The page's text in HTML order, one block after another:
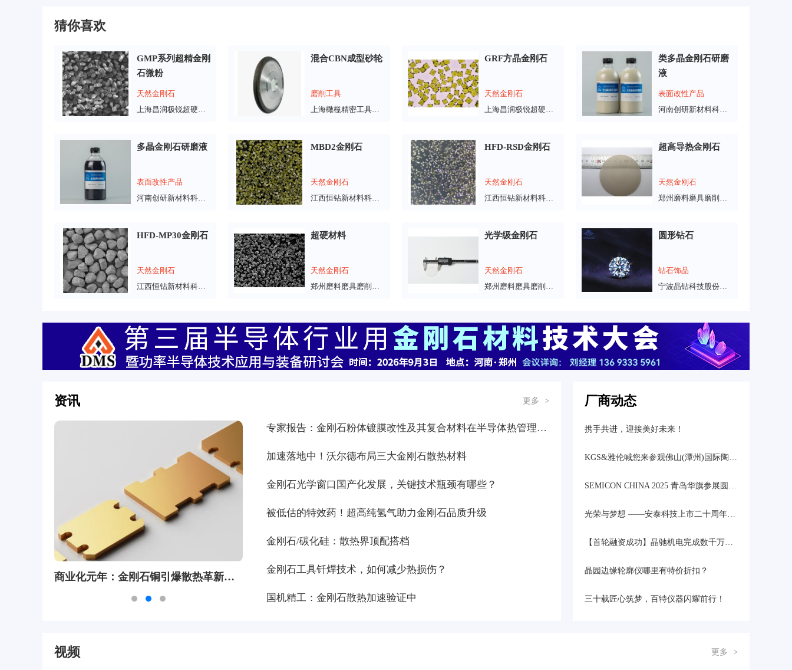
猜你喜欢
GMP系列超精金刚
石微粉
天然金刚石
上海昌润极锐超硬材料有限公司
混合CBN成型砂轮
磨削工具
上海橄榄精密工具有限公司
GRF方晶金刚石
天然金刚石
上海昌润极锐超硬材料有限公司
类多晶金刚石研磨
液
表面改性产品
河南创研新材料科技有限公司
多晶金刚石研磨液
表面改性产品
河南创研新材料科技有限公司
MBD2金刚石
天然金刚石
江西恒钻新材料科技有限公司
HFD-RSD金刚石
天然金刚石
江西恒钻新材料科技有限公司
超高导热金刚石
天然金刚石
郑州磨料磨具磨削研究所有限公司
HFD-MP30金刚石
天然金刚石
江西恒钻新材料科技有限公司
超硬材料
天然金刚石
郑州磨料磨具磨削研究所有限公司
光学级金刚石
天然金刚石
郑州磨料磨具磨削研究所有限公司
圆形钻石
钻石饰品
宁波晶钻科技股份有限公司
资讯 更多 >
高散热+高透光，金刚石基Micro LED显示新方案 金刚石粉体，撬动散热革命
专家报告：金刚石粉体镀膜改性及其复合材料在半导体热管理领域的应用研究
加速落地中！沃尔德布局三大金刚石散热材料
金刚石光学窗口国产化发展，关键技术瓶颈有哪些？
被低估的特效药！超高纯氢气助力金刚石品质升级
金刚石/碳化硅：散热界顶配搭档
金刚石工具钎焊技术，如何减少热损伤？
国机精工：金刚石散热加速验证中
厂商动态
携手共进，迎接美好未来！
KGS&雅伦喊您来参观佛山(潭州)国际陶瓷与卫浴展览会
SEMICON CHINA 2025 青岛华旗参展圆满结束
光荣与梦想 ——安泰科技上市二十周年感怀
【首轮融资成功】晶驰机电完成数千万首轮融资，深度布局三代、四代先进半导体装备！
晶园边缘轮廓仪哪里有特价折扣？
三十载匠心筑梦，百特仪器闪耀前行！
视频 更多 >